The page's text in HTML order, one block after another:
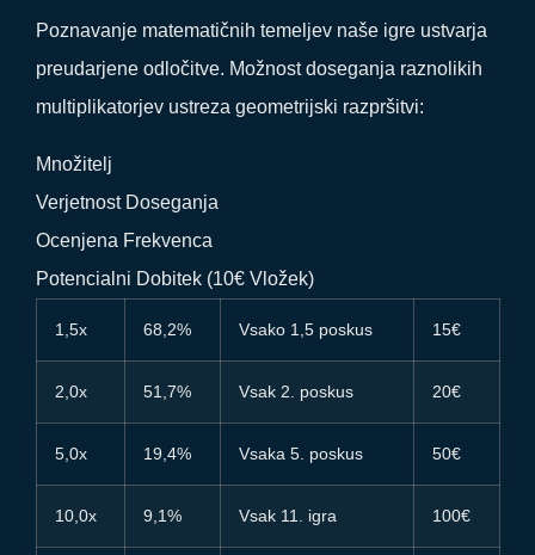
Poznavanje matematičnih temeljev naše igre ustvarja
preudarjene odločitve. Možnost doseganja raznolikih
multiplikatorjev ustreza geometrijski razpršitvi:
Množitelj
Verjetnost Doseganja
Ocenjena Frekvenca
Potencialni Dobitek (10€ Vložek)
1,5x 68,2% Vsako 1,5 poskus 15€
2,0x 51,7% Vsak 2. poskus 20€
5,0x 19,4% Vsaka 5. poskus 50€
10,0x 9,1% Vsak 11. igra 100€